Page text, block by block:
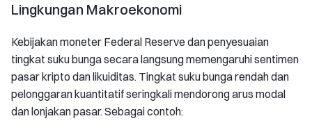
Lingkungan Makroekonomi
Kebijakan moneter Federal Reserve dan penyesuaian
tingkat suku bunga secara langsung memengaruhi sentimen
pasar kripto dan likuiditas. Tingkat suku bunga rendah dan
pelonggaran kuantitatif seringkali mendorong arus modal
dan lonjakan pasar. Sebagai contoh: